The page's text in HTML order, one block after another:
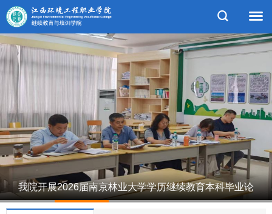
我院开展2026届南京林业大学学历继续教育本科毕业论
2